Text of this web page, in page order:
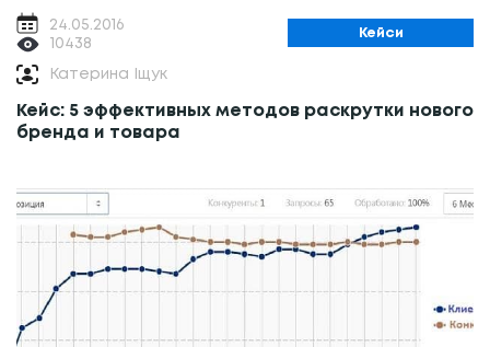
24.05.2016
10438
Кейси
Катерина Іщук
Кейс: 5 эффективных методов раскрутки нового
бренда и товара